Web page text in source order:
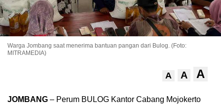
Warga Jombang saat menerima bantuan pangan dari Bulog. (Foto:
MITRAMEDIA)
A A A
JOMBANG – Perum BULOG Kantor Cabang Mojokerto